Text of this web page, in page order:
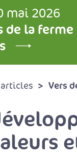
mai 2026
de la
Vers